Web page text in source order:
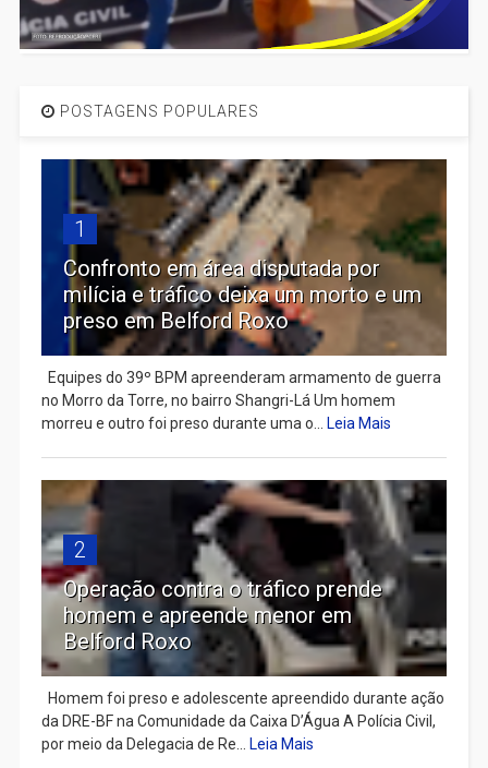
POSTAGENS POPULARES
1
Confronto em área disputada por
milícia e tráfico deixa um morto e um
preso em Belford Roxo
Equipes do 39º BPM apreenderam armamento de guerra
no Morro da Torre, no bairro Shangri-Lá Um homem
morreu e outro foi preso durante uma o...
Leia Mais
2
Operação contra o tráfico prende
homem e apreende menor em
Belford Roxo
Homem foi preso e adolescente apreendido durante ação
da DRE-BF na Comunidade da Caixa D’Água A Polícia Civil,
por meio da Delegacia de Re...
Leia Mais